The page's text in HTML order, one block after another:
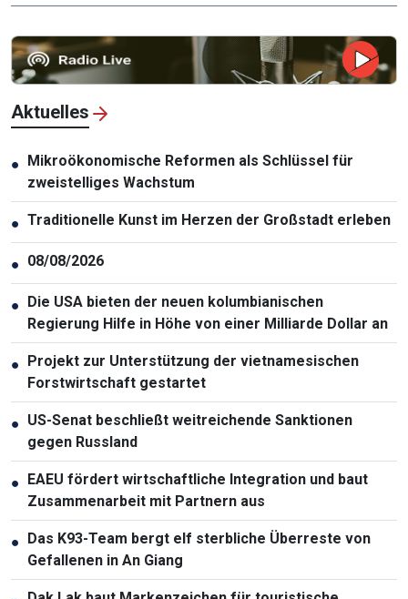
Aktuelles
● Mikroökonomische Reformen als Schlüssel für
zweistelliges Wachstum
● Traditionelle Kunst im Herzen der Großstadt erleben
● 08/08/2026
● Die USA bieten der neuen kolumbianischen
Regierung Hilfe in Höhe von einer Milliarde Dollar an
● Projekt zur Unterstützung der vietnamesischen
Forstwirtschaft gestartet
● US-Senat beschließt weitreichende Sanktionen
gegen Russland
● EAEU fördert wirtschaftliche Integration und baut
Zusammenarbeit mit Partnern aus
● Das K93-Team bergt elf sterbliche Überreste von
Gefallenen in An Giang